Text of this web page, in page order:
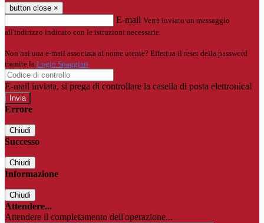
button close ×
E-mail Verrà inviato un messaggio
all'indirizzo indicato con le istruzioni necessarie.
Non hai una e-mail associata al nome utente? Effettua il reset della password
tramite la Login Spaggiari
E-mail inviata, si prega di controllare la casella di posta elettronica!
Errore
Chiudi
Successo
Chiudi
Informazione
Chiudi
Attendere...
Attendere il completamento dell'operazione...